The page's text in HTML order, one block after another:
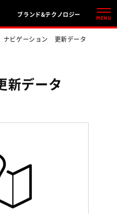
ブランド&テクノロジー
MENU
ナビゲーション 更新データ
新データ